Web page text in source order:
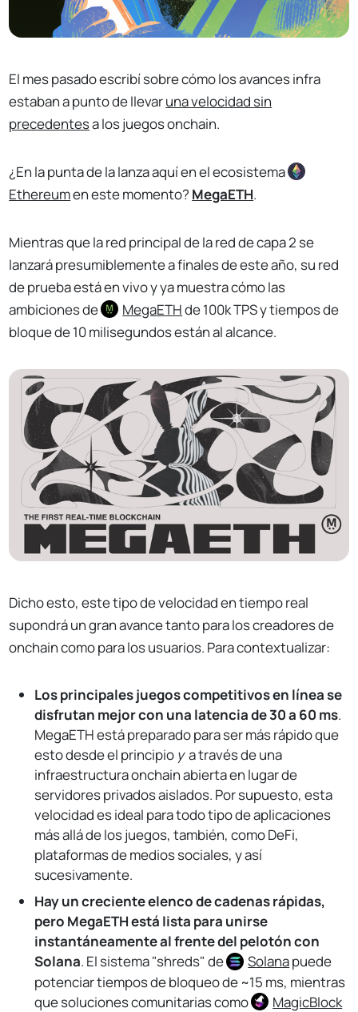
El mes pasado escribí sobre cómo los avances infra
estaban a punto de llevaruna velocidad sin
precedentesa los juegos onchain.
¿En la punta de la lanza aquí en el ecosistema
Ethereumen este momento? MegaETH.
Mientras que la red principal de la red de capa 2 se
lanzará presumiblemente a finales de este año, su red
de prueba está en vivo y ya muestra cómo las
ambiciones de
MegaETHde 100k TPS y tiempos de
bloque de 10 milisegundos están al alcance.
Dicho esto, este tipo de velocidad en tiempo real
supondrá un gran avance tanto para los creadores de
onchain como para los usuarios. Para contextualizar:
Los principales juegos competitivos en línea se
disfrutan mejor con una latencia de 30 a 60 ms.
MegaETH está preparado para ser más rápido que
esto desde el principio ya través de una
infraestructura onchain abierta en lugar de
servidores privados aislados. Por supuesto, esta
velocidad es ideal para todo tipo de aplicaciones
más allá de los juegos, también, como DeFi,
plataformas de medios sociales, y así
sucesivamente.
Hay un creciente elenco de cadenas rápidas,
pero MegaETH está lista para unirse
instantáneamente al frente del pelotón con
Solana. El sistema "shreds" de Solanapuede
potenciar tiempos de bloqueo de ~15 ms, mientras
que soluciones comunitarias como
MagicBlock